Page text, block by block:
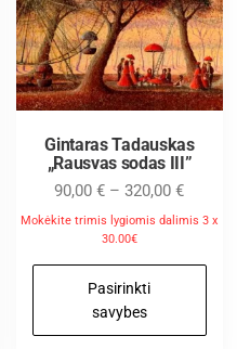
Gintaras Tadauskas
„Rausvas sodas III”
90,00€ – 320,00€
Mokėkite trimis lygiomis dalimis 3 x
30.00€
Pasirinkti
savybes